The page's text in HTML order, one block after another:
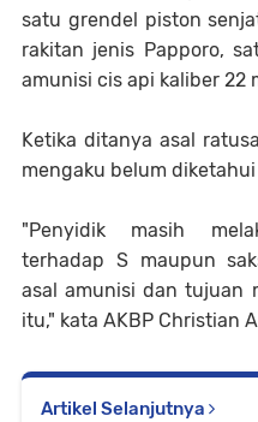
satu grendel piston
rakitan jenis Papporo,
amunisi cis api kaliber 22
Ketika ditanya asal
mengaku belum
"Penyidik masih
terhadap S maupun
asal amunisi dan tujuan
itu," kata AKBP Christian
Artikel Selanjutnya